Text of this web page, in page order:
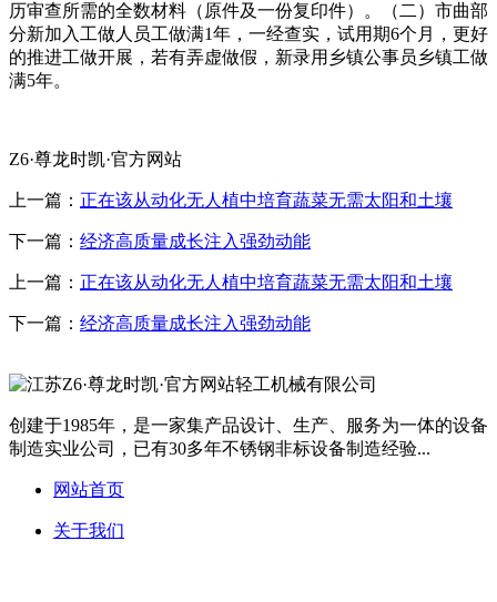
历审查所需的全数材料（原件及一份复印件）。（二）市曲部
分新加入工做人员工做满1年，一经查实，试用期6个月，更好
的推进工做开展，若有弄虚做假，新录用乡镇公事员乡镇工做
满5年。
Z6·尊龙时凯·官方网站
上一篇： 正在该从动化无人植中培育蔬菜无需太阳和土壤
下一篇： 经济高质量成长注入强劲动能
上一篇： 正在该从动化无人植中培育蔬菜无需太阳和土壤
下一篇： 经济高质量成长注入强劲动能
创建于1985年，是一家集产品设计、生产、服务为一体的设备
制造实业公司，已有30多年不锈钢非标设备制造经验...
网站首页
关于我们